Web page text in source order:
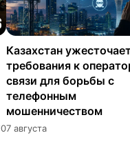
0
Казахстан
требования к
связи для борьбы с
телефонным
мошенничеством
7 августа